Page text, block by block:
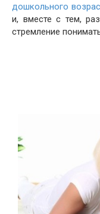
дошкольного
и, вместе с тем,
стремление